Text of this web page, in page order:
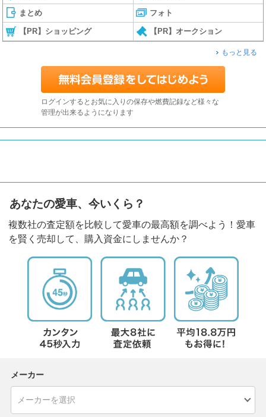
まとめ フォト
【PR】ショッピング 【PR】オークション
もっと見る
ログインするとお気に入りの保存や燃費記録など様々な
管理が出来るようになります
あなたの愛車、今いくら？
複数社の査定額を比較して愛車の最高額を調べよう！愛車
を賢く売却して、購入資金にしませんか？
メーカー